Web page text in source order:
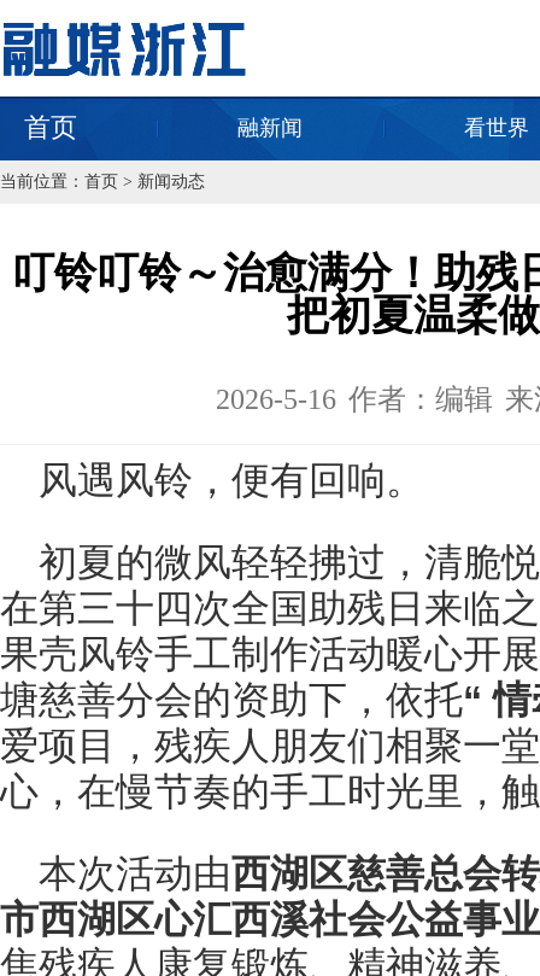
首页 融新闻 看世界
当前位置： 首页 > 新闻动态
叮铃叮铃～治愈满分！助
把初夏温柔
2026-5-16 作者：编辑
风遇风铃，便有回响。
初夏的微风轻轻拂过，清脆
在第三十四次全国助残日来临
果壳风铃手工制作活动暖心开
塘慈善分会的资助下，依托“ 情
爱项目，残疾人朋友们相聚一
心，在慢节奏的手工时光里，
本次活动由西湖区慈善总会
市西湖区心汇西溪社会公益事
焦残疾人康复锻炼、精神滋养